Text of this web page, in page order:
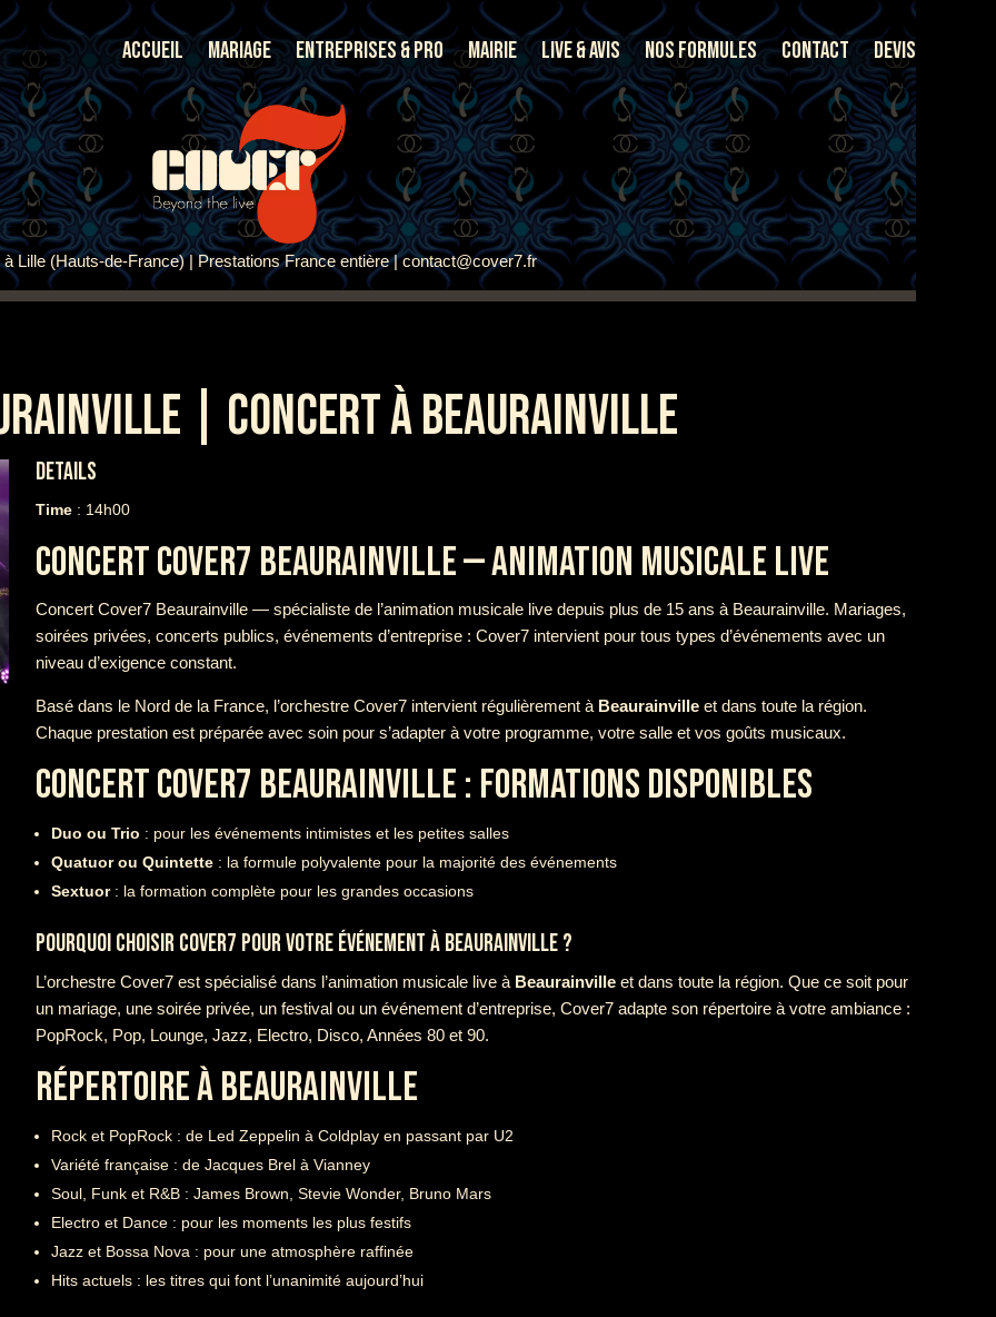
Accueil Mariage Entreprises & Pro Mairie Live & Avis Nos Formules Contact Devis
Lille (Hauts-de-France) | Prestations France entière | contact@cover7.fr
| CONCERT À BEAURAINVILLE
DETAILS
Time : 14h00
CONCERT COVER7 BEAURAINVILLE — ANIMATION MUSICALE LIVE
Concert Cover7 Beaurainville — spécialiste de l’animation musicale live depuis plus de 15 ans à Beaurainville. Mariages,
soirées privées, concerts publics, événements d’entreprise : Cover7 intervient pour tous types d’événements avec un
niveau d’exigence constant.
Basé dans le Nord de la France, l’orchestre Cover7 intervient régulièrement à Beaurainville et dans toute la région.
Chaque prestation est préparée avec soin pour s’adapter à votre programme, votre salle et vos goûts musicaux.
CONCERT COVER7 BEAURAINVILLE : FORMATIONS DISPONIBLES
Duo ou Trio : pour les événements intimistes et les petites salles
Quatuor ou Quintette : la formule polyvalente pour la majorité des événements
Sextuor: la formation complète pour les grandes occasions
POURQUOI CHOISIR COVER7 POUR VOTRE ÉVÉNEMENT À BEAURAINVILLE ?
L’orchestre Cover7 est spécialisé dans l’animation musicale live à Beaurainville et dans toute la région. Que ce soit pour
un mariage, une soirée privée, un festival ou un événement d’entreprise, Cover7 adapte son répertoire à votre ambiance :
PopRock, Pop, Lounge, Jazz, Electro, Disco, Années 80 et 90.
RÉPERTOIRE À BEAURAINVILLE
Rock et PopRock : de Led Zeppelin à Coldplay en passant par U2
Variété française : de Jacques Brel à Vianney
Soul, Funk et R&B : James Brown, Stevie Wonder, Bruno Mars
Electro et Dance : pour les moments les plus festifs
Jazz et Bossa Nova : pour une atmosphère raffinée
Hits actuels : les titres qui font l’unanimité aujourd’hui